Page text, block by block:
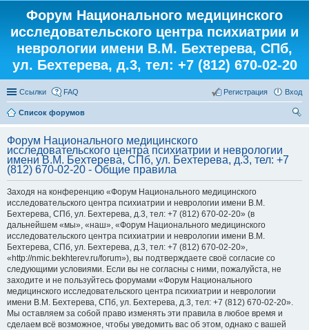
Форум Национального медицинского
исследовательского центра психиатрии и
неврологии имени В.М. Бехтерева, СПб,
ул. Бехтерева, д.3, тел: +7 (812) 670-02-20
Ссылки FAQ Вход
Регистрация
Список форумов
Форум Национального медицинского
исследовательского центра психиатрии и неврологии
имени В.М. Бехтерева, СПб, ул. Бехтерева, д.3, тел: +7
(812) 670-02-20 - Общие правила
Заходя на конференцию «Форум Национального медицинского
исследовательского центра психиатрии и неврологии имени В.М.
Бехтерева, СПб, ул. Бехтерева, д.3, тел: +7 (812) 670-02-20» (в
дальнейшем «мы», «наш», «Форум Национального медицинского
исследовательского центра психиатрии и неврологии имени В.М.
Бехтерева, СПб, ул. Бехтерева, д.3, тел: +7 (812) 670-02-20»,
«http://nmic.bekhterev.ru/forum»), вы подтверждаете своё согласие со
следующими условиями. Если вы не согласны с ними, пожалуйста, не
заходите и не пользуйтесь форумами «Форум Национального
медицинского исследовательского центра психиатрии и неврологии
имени В.М. Бехтерева, СПб, ул. Бехтерева, д.3, тел: +7 (812) 670-02-20».
Мы оставляем за собой право изменять эти правила в любое время и
сделаем всё возможное, чтобы уведомить вас об этом, однако с вашей